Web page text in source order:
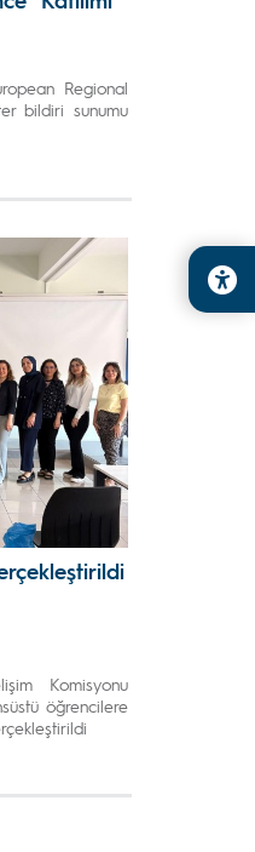
Regional
bildiri sunumu
Komisyonu
öğrencilere